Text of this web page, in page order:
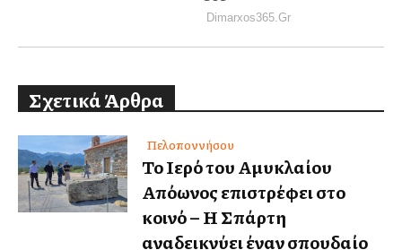
Σχετικά Άρθρα
Πελοποννήσου
Το Ιερό του Αμυκλαίου
Απόλλωνος επιστρέφει στο
κοινό – Η Σπάρτη
αναδεικνύει έναν σπουδαίο